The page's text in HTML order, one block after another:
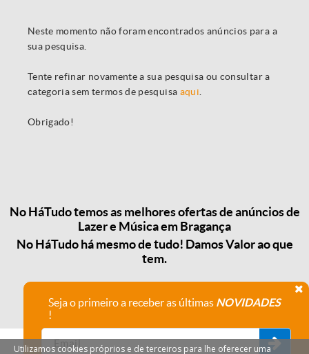
Neste momento não foram encontrados anúncios para a
sua pesquisa.
Tente refinar novamente a sua pesquisa ou consultar a
categoria sem termos de pesquisa aqui
Obrigado!
No HáTudo temos as melhores ofertas de anúncios de
Lazer e Música em Bragança
No HáTudo há mesmo de tudo! Damos Valor ao que
tem.
Seja o primeiro a receber as últimas NOVIDADES
!
Utilizamos cookies próprios e de terceiros para lhe oferecer uma